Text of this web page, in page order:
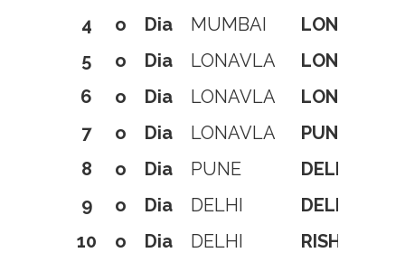
4
o Dia MUMBAI
LONAVLA
5
o Dia LONAVLA
LONAVLA
6
o Dia LONAVLA
LONAVLA
7
o Dia LONAVLA
PUNE
8
o Dia PUNE
DELHI
9
o Dia DELHI
DELHI
10
o Dia DELHI
RISHIKESH